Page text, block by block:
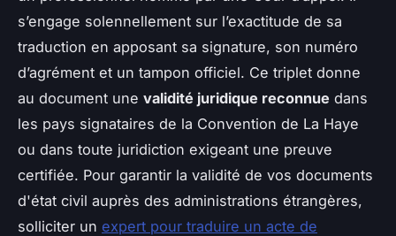
s’engage solennellement sur l’exactitude de sa
traduction en apposant sa signature, son numéro
d’agrément et un tampon officiel. Ce triplet donne
au document une validité juridique reconnue dans
les pays signataires de la Convention de La Haye
ou dans toute juridiction exigeant une preuve
certifiée. Pour garantir la validité de vos documents
d'état civil auprès des administrations étrangères,
solliciter un expert pour traduire un acte de